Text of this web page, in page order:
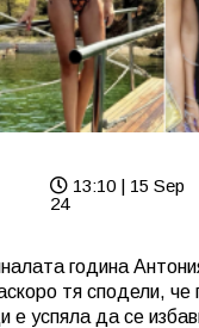
13:10 | 15 Sep
24
година
тя сподели, че
е успяла да се